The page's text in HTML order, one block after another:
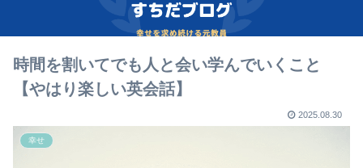
時間を割いてでも人と会い学んでいくこと
【やはり楽しい英会話】
2025.08.30
幸せ